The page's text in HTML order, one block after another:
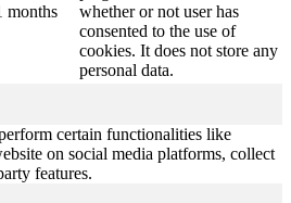
months
whether or not user has
consented to the use of
cookies. It does not store any
personal data.
certain functionalities like
on social media platforms, collect
features.